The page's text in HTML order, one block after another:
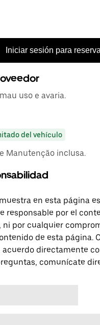
Iniciar sesión para
uso e avaria.
del vehículo
Manutenção inclusa.
en esta página
responsable por el
ni por cualquier
de esta página.
directamente
comunícate